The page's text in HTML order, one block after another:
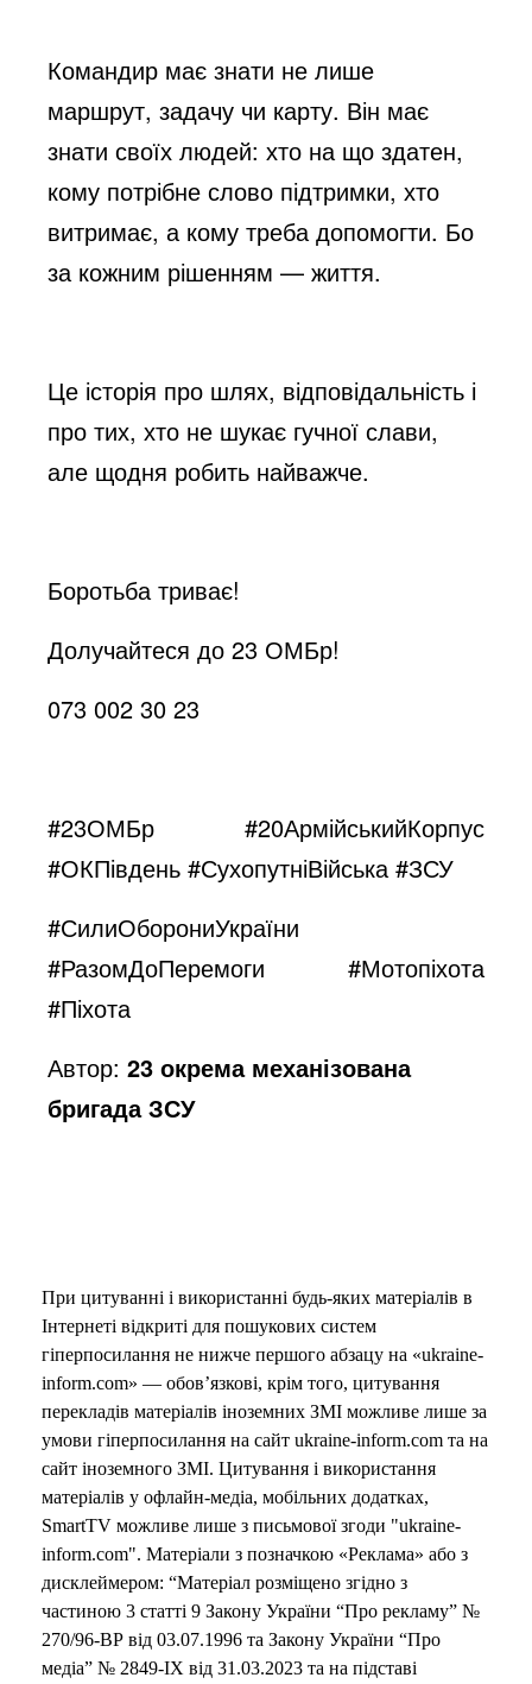
Командир має знати не лише
маршрут, задачу чи карту. Він має
знати своїх людей: хто на що здатен,
кому потрібне слово підтримки, хто
витримає, а кому треба допомогти. Бо
за кожним рішенням — життя.
Це історія про шлях, відповідальність і
про тих, хто не шукає гучної слави,
але щодня робить найважче.
Боротьба триває!
Долучайтеся до 23 ОМБр!
073 002 30 23
#23ОМБр #20АрмійськийКорпус
#ОКПівдень #СухопутніВійська #ЗСУ
#СилиОборониУкраїни
#РазомДоПеремоги #Мотопіхота
#Піхота
Автор:23 окрема механізована
бригада ЗСУ
При цитуванні і використанні будь-яких матеріалів в
Інтернеті відкриті для пошукових систем
гіперпосилання не нижче першого абзацу на «ukraine-
inform.com» — обов’язкові, крім того, цитування
перекладів матеріалів іноземних ЗМІ можливе лише за
умови гіперпосилання на сайт ukraine-inform.com та на
сайт іноземного ЗМІ. Цитування і використання
матеріалів у офлайн-медіа, мобільних додатках,
SmartTV можливе лише з письмової згоди "ukraine-
inform.com". Матеріали з позначкою «Реклама» або з
дисклеймером: “Матеріал розміщено згідно з
частиною 3 статті 9 Закону України “Про рекламу” №
270/96-ВР від 03.07.1996 та Закону України “Про
медіа” № 2849-IX від 31.03.2023 та на підставі